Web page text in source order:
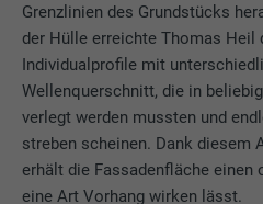
Grenzlinien des Grundstücks
der Hülle erreichte Thomas Heil
Individualprofile mit
Wellenquerschnitt, die in
verlegt werden mussten und
streben scheinen. Dank diesem
erhält die Fassadenfläche
eine Art Vorhang wirken lässt.